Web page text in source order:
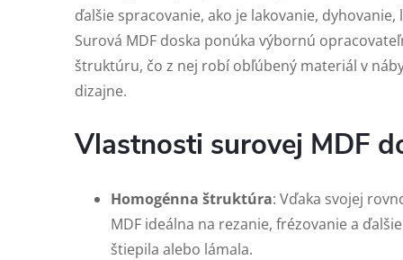
ďalšie spracovanie, ako je lakovanie,
Surová MDF doska ponúka výbornú
štruktúru, čo z nej robí obľúbený materiál v
dizajne.
Vlastnosti surovej MDF
Homogénna štruktúra: Vďaka svojej
MDF ideálna na rezanie, frézovanie a
štiepila alebo lámala.